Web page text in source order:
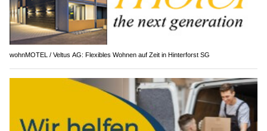
wohnMOTEL / Veltus AG: Flexibles Wohnen auf Zeit in Hinterforst SG